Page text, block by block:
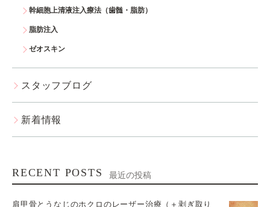
幹細胞上清液注入療法（歯髄・脂肪）
脂肪注入
ゼオスキン
スタッフブログ
新着情報
RECENT POSTS 最近の投稿
肩甲骨とうなじのホクロのレーザー治療（＋剥ぎ取り